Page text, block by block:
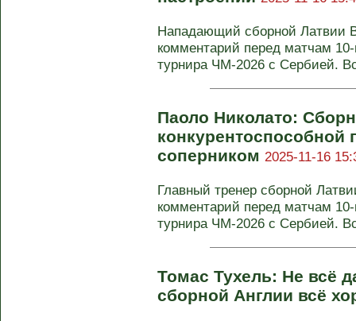
Нападающий сборной Латвии
комментарий перед матчам
турнира ЧМ-2026 с Сербией.
Паоло Николато:
соперником 2025-11-16
Главный тренер сборной
комментарий перед матчам
турнира ЧМ-2026 с Сербией.
Томас Тухель: Не всё
сборной Англии всё